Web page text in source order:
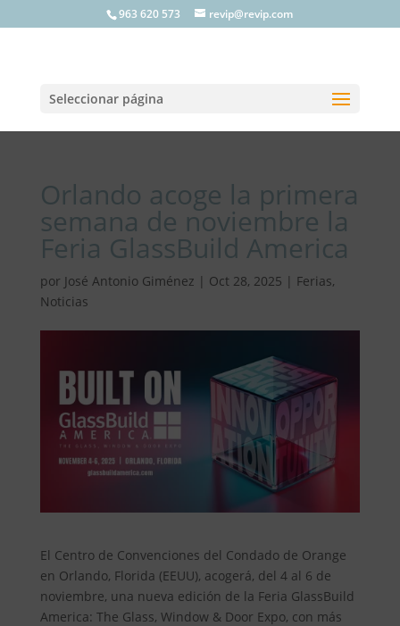
963 620 573 revip@revip.com
Seleccionar página
Orlando acoge la primera
semana de noviembre la
Feria GlassBuild America
por José Antonio Giménez | Oct 28, 2025 | Ferias,
Noticias
El Centro de Convenciones del Condado de Orange
en Orlando, Florida (EEUU), acogerá, del 4 al 6 de
noviembre, una nueva edición de la Feria GlassBuild
America: The Glass, Window & Door Expo, con más